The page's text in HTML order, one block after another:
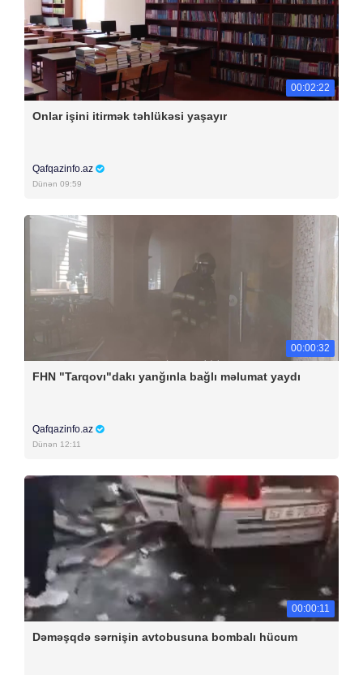
00:02:22
Onlar işini itirmək təhlükəsi yaşayır
Qafqazinfo.az
Dünən 09:59
00:00:32
FHN "Tarqovı"dakı yanğınla bağlı məlumat yaydı
Qafqazinfo.az
Dünən 12:11
00:00:11
Dəməşqdə sərnişin avtobusuna bombalı hücum